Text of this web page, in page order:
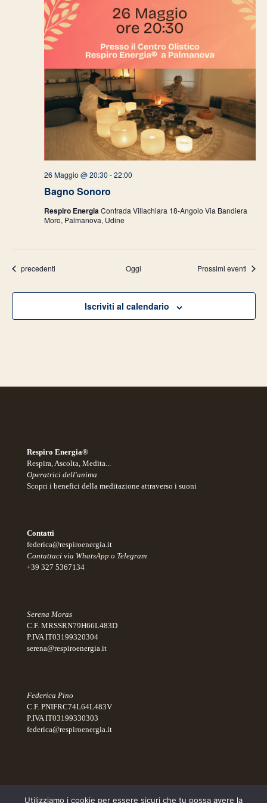
Bagno Sonoro
26 Maggio @ 20:30 -22:00
Respiro EnergiaContrada Villachiara 18-Angolo Via Bandiera
Moro, Palmanova, Udine
Eventi
precedenti Oggi Prossimi eventi
Iscriviti al calendario
Respiro Energia®
Respira, Ascolta, Medita...
Operatrici dell'anima
Scopri i benefici della meditazione attraverso i suoni
Contatti
federica@respiroenergia.it
Contattaci via WhatsApp o Telegram
+39 327 5367134
Serena Moras
C.F. MRSSRN79H66L483D
P.IVA IT03199320304
serena@respiroenergia.it
Federica Pino
C.F. PNIFRC74L64L483V
P.IVA IT03199330303
federica@respiroenergia.it
Utilizziamo i cookie per essere sicuri che tu possa avere la